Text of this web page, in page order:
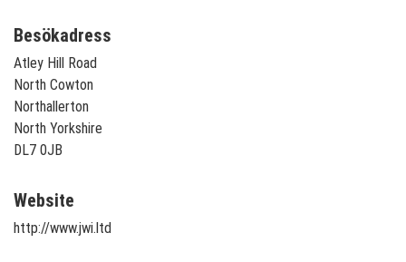
Besökadress
Atley Hill Road
North Cowton
Northallerton
North Yorkshire
DL7 0JB
Website
http://www.jwi.ltd